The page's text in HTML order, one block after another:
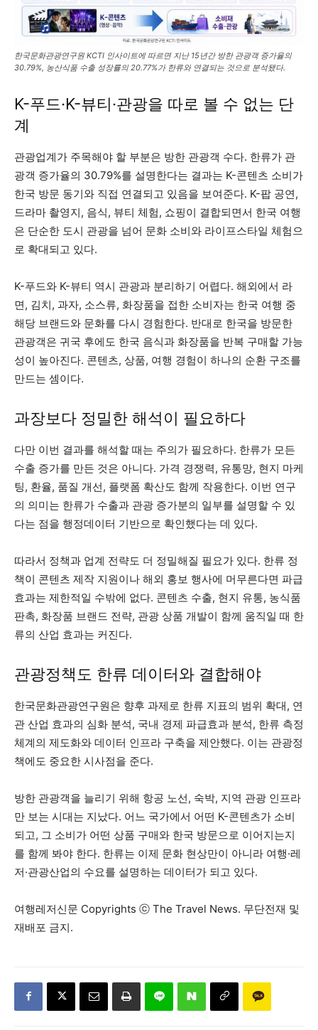
한국문화관광연구원 KCTI 인사이트에 따르면 지난 15년간 방한 관광객 증가율의
30.79%, 농산식품 수출 성장률의 20.77%가 한류와 연결되는 것으로 분석됐다.
K-푸드·K-뷰티·관광을 따로 볼 수 없는 단
계
관광업계가 주목해야 할 부분은 방한 관광객 수다. 한류가 관
광객 증가율의 30.79%를 설명한다는 결과는 K-콘텐츠 소비가
한국 방문 동기와 직접 연결되고 있음을 보여준다. K-팝 공연,
드라마 촬영지, 음식, 뷰티 체험, 쇼핑이 결합되면서 한국 여행
은 단순한 도시 관광을 넘어 문화 소비와 라이프스타일 체험으
로 확대되고 있다.
K-푸드와 K-뷰티 역시 관광과 분리하기 어렵다. 해외에서 라
면, 김치, 과자, 소스류, 화장품을 접한 소비자는 한국 여행 중
해당 브랜드와 문화를 다시 경험한다. 반대로 한국을 방문한
관광객은 귀국 후에도 한국 음식과 화장품을 반복 구매할 가능
성이 높아진다. 콘텐츠, 상품, 여행 경험이 하나의 순환 구조를
만드는 셈이다.
과장보다 정밀한 해석이 필요하다
다만 이번 결과를 해석할 때는 주의가 필요하다. 한류가 모든
수출 증가를 만든 것은 아니다. 가격 경쟁력, 유통망, 현지 마케
팅, 환율, 품질 개선, 플랫폼 확산도 함께 작용한다. 이번 연구
의 의미는 한류가 수출과 관광 증가분의 일부를 설명할 수 있
다는 점을 행정데이터 기반으로 확인했다는 데 있다.
따라서 정책과 업계 전략도 더 정밀해질 필요가 있다. 한류 정
책이 콘텐츠 제작 지원이나 해외 홍보 행사에 머무른다면 파급
효과는 제한적일 수밖에 없다. 콘텐츠 수출, 현지 유통, 농식품
판촉, 화장품 브랜드 전략, 관광 상품 개발이 함께 움직일 때 한
류의 산업 효과는 커진다.
관광정책도 한류 데이터와 결합해야
한국문화관광연구원은 향후 과제로 한류 지표의 범위 확대, 연
관 산업 효과의 심화 분석, 국내 경제 파급효과 분석, 한류 측정
체계의 제도화와 데이터 인프라 구축을 제안했다. 이는 관광정
책에도 중요한 시사점을 준다.
방한 관광객을 늘리기 위해 항공 노선, 숙박, 지역 관광 인프라
만 보는 시대는 지났다. 어느 국가에서 어떤 K-콘텐츠가 소비
되고, 그 소비가 어떤 상품 구매와 한국 방문으로 이어지는지
를 함께 봐야 한다. 한류는 이제 문화 현상만이 아니라 여행·레
저·관광산업의 수요를 설명하는 데이터가 되고 있다.
여행레저신문 Copyrights ⓒ The Travel News. 무단전재 및
재배포 금지.